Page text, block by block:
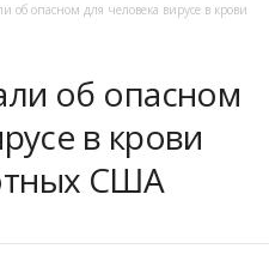
об опасном для человека вирусе в крови
об опасном
в крови
США